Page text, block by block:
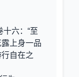
六：“至
上身一品
自在之